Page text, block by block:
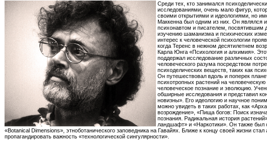
Среди тех, кто занимался
исследованиями, очень мало фигур,
своими открытиями и идеологиями, но
Маккенна был одним из них. Он являлся
психонавтом и писателем, посвятившим
изучению шаманизма и психических
интерес к человеческой психологии
когда Теренс в нежном десятилетнем
Карла Юнга «Психология и алхимия».
поддержал исследование различных
человеческого разума посредством
психоделических веществ, таких как
Он путешествовал вдоль и поперек
психотропных растений на человеческую
человеческое познание и эволюцию.
обширные исследования и представил
новизны». Его идеологию и научное
можно увидеть в таких работах, как
возрождение», «Пища богов: Поиск
познания. Радикальная история
ландшафт» и «Наркотики». Он также был
«Botanical Dimensions», этноботанического заповедника на Гавайях. Ближе к концу своей жизни стал
пропагандировать важность «технологической сингулярности».